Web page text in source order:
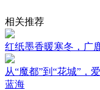
相关推荐
红纸墨香暖寒冬，广
从“魔都”到“花城”，
蓝海